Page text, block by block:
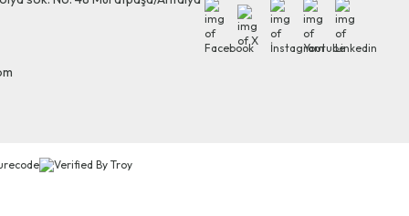
Facebook
X İnstagram
Youtube